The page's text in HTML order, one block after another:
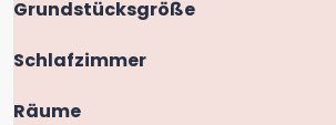
Grundstücksgröße
Schlafzimmer
Räume